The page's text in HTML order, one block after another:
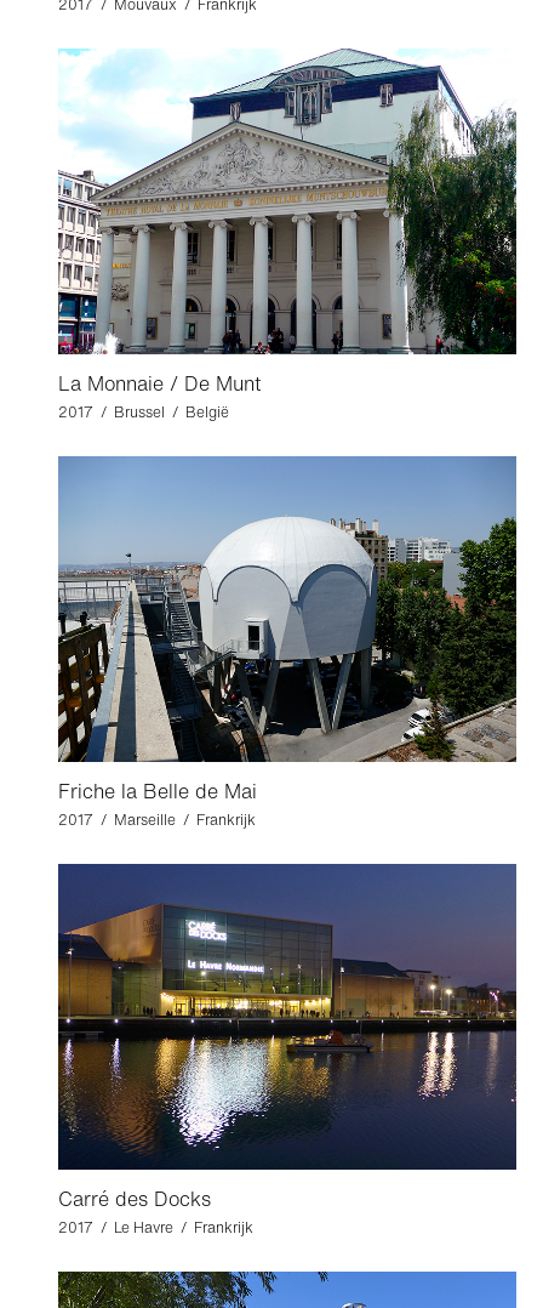
2017 / Mouvaux / Frankrijk
La Monnaie / De Munt
2017 / Brussel / België
Friche la Belle de Mai
2017 / Marseille / Frankrijk
Carré des Docks
2017 / Le Havre / Frankrijk